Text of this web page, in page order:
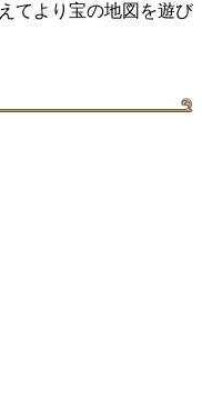
てより宝の地図を遊び